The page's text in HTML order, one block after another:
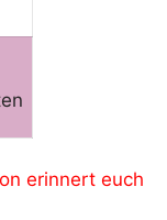
erinnert euch